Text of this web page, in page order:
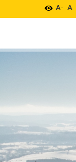
A- A